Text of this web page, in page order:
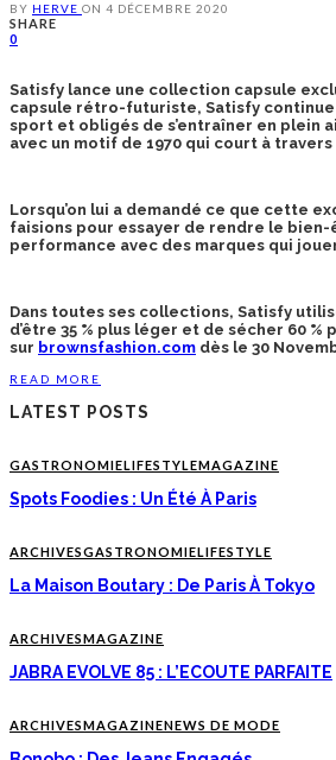
BY HERVE ON 4 DÉCEMBRE 2020
SHARE
0
Satisfy lance une collection capsule
capsule rétro-futuriste, Satisfy continue
sport et obligés de s’entraîner en plein
avec un motif de 1970 qui court à travers
Lorsqu’on lui a demandé ce que cette
faisions pour essayer de rendre le
performance avec des marques qui
Dans toutes ses collections, Satisfy
d’être 35 % plus léger et de sécher 60
sur brownsfashion.com dès le 30
READ MORE
LATEST POSTS
GASTRONOMIELIFESTYLEMAGAZINE
Spots Foodies : Un Été À Paris
ARCHIVESGASTRONOMIELIFESTYLE
La Maison Boutary : De Paris À Tokyo
ARCHIVESMAGAZINE
JABRA EVOLVE 85 : L’ECOUTE PARFAITE
ARCHIVESMAGAZINENEWS DE MODE